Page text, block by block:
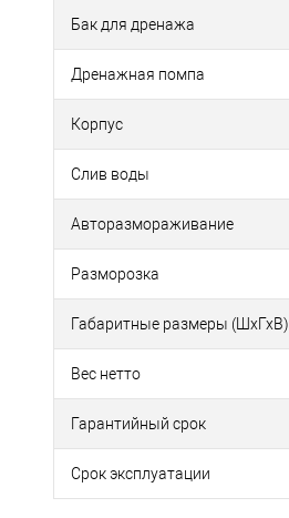
Бак для дренажа
Дренажная помпа
Корпус
Слив воды
Авторазмораживание
Разморозка
Габаритные размеры (ШхГхВ)
Вес нетто
Гарантийный срок
Срок эксплуатации